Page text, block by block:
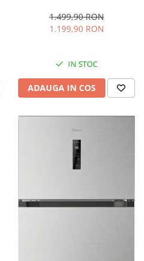
Iluminare LED, Termostat
Reglabil, H 147 cm, Negru
1.499,90 RON
1.199,90 RON
IN STOC
ADAUGA IN COS